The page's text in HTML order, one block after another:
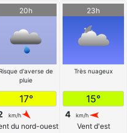
20h
d'averse de
pluie
17°
km/h
du nord-ouest
23h
Très nuageux
15°
4 km/h
Vent d'est